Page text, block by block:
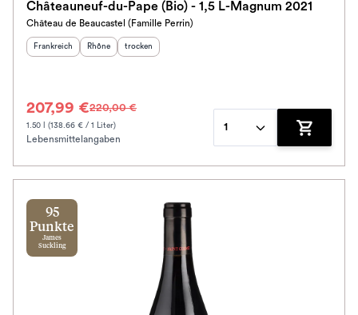
Châteauneuf-du-Pape (Bio) - 1,5 L-Magnum 2021
Château de Beaucastel (Famille Perrin)
Herkunftsland
Frankreich Herkunftsregion:
Rhône Geschmack
trocken
207,99 €220,00 €
1.50 l (138.66 € / 1 Liter)
Lebensmittelangaben
1
Zum
95
Punkte
James
Suckling